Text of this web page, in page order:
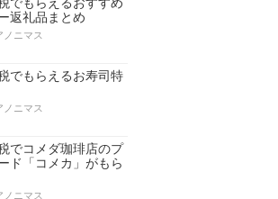
返礼品まとめ
ノニマス
でもらえるお寿司特
ノニマス
でコメダ珈琲店のプ
ド「コメカ」がもら
ノニマス